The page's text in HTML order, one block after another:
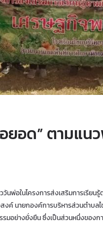
ยอด” ตามแน
อในโครงการส่งเสริมการเรีย
งค์ นายกองค์การบริหารส่วนตำ
รมอย่างยั่งยืน ซึ่งเป็นส่วนหนึ่งข